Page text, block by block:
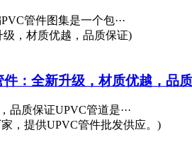
管件图集是一个包···
：全新升级，材质优越，品
质保证UPVC管道是···